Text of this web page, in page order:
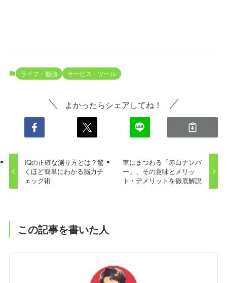
ライフ・勉強 サービス・ツール
よかったらシェアしてね！
IQの正確な測り方とは？驚
くほど簡単にわかる脳力チ
ェック術
車にまつわる「赤白ナンバ
ー」、その意味とメリッ
ト・デメリットを徹底解説
この記事を書いた人